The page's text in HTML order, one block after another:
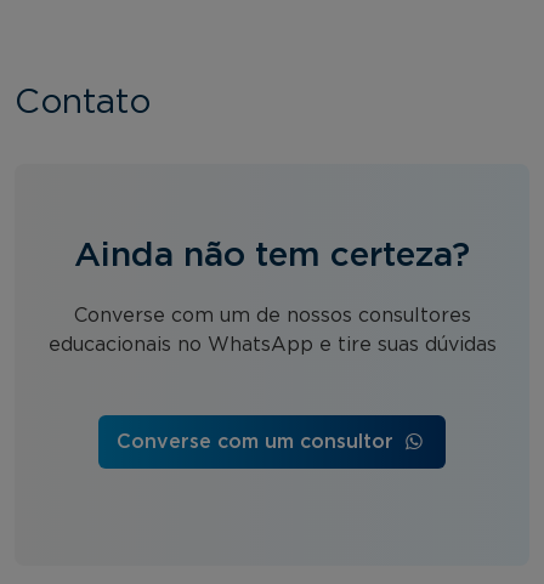
Contato
Ainda não tem certeza?
Converse com um de nossos consultores
educacionais no WhatsApp e tire suas dúvidas
Converse com um consultor